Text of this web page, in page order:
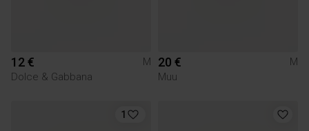
12 €
M
Dolce & Gabbana
20 €
M
Muu
1